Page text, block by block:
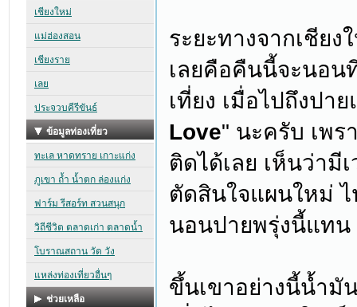
ระยะทางจากเชีย
เลยคือคืนนี้จะนอน
เที่ยง เมื่อไปถึงปา
Love" นะครับ เพร
ติดได้เลย เห็นว่ามี
ตัดสินใจแผนใหม่
นอนปายพรุ่งนี้แทน
ขึ้นเขาอย่างนี้น้ำมั